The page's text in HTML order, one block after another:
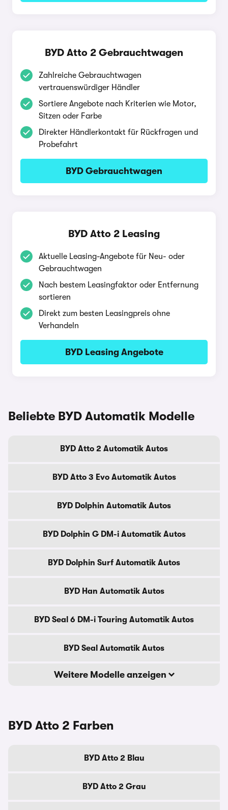
BYD Atto 2 Gebrauchtwagen
Zahlreiche Gebrauchtwagen
vertrauenswürdiger Händler
Sortiere Angebote nach Kriterien wie Motor,
Sitzen oder Farbe
Direkter Händlerkontakt für Rückfragen und
Probefahrt
BYD Gebrauchtwagen
BYD Atto 2 Leasing
Aktuelle Leasing-Angebote für Neu- oder
Gebrauchtwagen
Nach bestem Leasingfaktor oder Entfernung
sortieren
Direkt zum besten Leasingpreis ohne
Verhandeln
BYD Leasing Angebote
Beliebte BYD Automatik Modelle
BYD Atto 2 Automatik Autos
BYD Atto 3 Evo Automatik Autos
BYD Dolphin Automatik Autos
BYD Dolphin G DM-i Automatik Autos
BYD Dolphin Surf Automatik Autos
BYD Han Automatik Autos
BYD Seal 6 DM-i Touring Automatik Autos
BYD Seal Automatik Autos
Weitere Modelle anzeigen
BYD Atto 2 Farben
BYD Atto 2 Blau
BYD Atto 2 Grau